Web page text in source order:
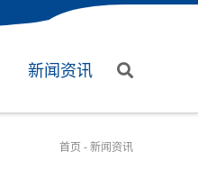
新闻资讯
首页 - 新闻资讯